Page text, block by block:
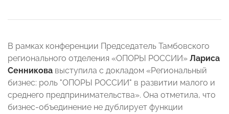
В рамках конференции Председатель Тамбовского
регионального отделения «ОПОРЫ РОССИИ» Лариса
Сенникова выступила с докладом «Региональный
бизнес: роль "ОПОРЫ РОССИИ" в развитии малого и
среднего предпринимательства». Она отметила, что
бизнес-объединение не дублирует функции